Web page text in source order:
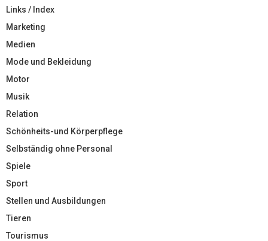
Links / Index
Marketing
Medien
Mode und Bekleidung
Motor
Musik
Relation
Schönheits-und Körperpflege
Selbständig ohne Personal
Spiele
Sport
Stellen und Ausbildungen
Tieren
Tourismus